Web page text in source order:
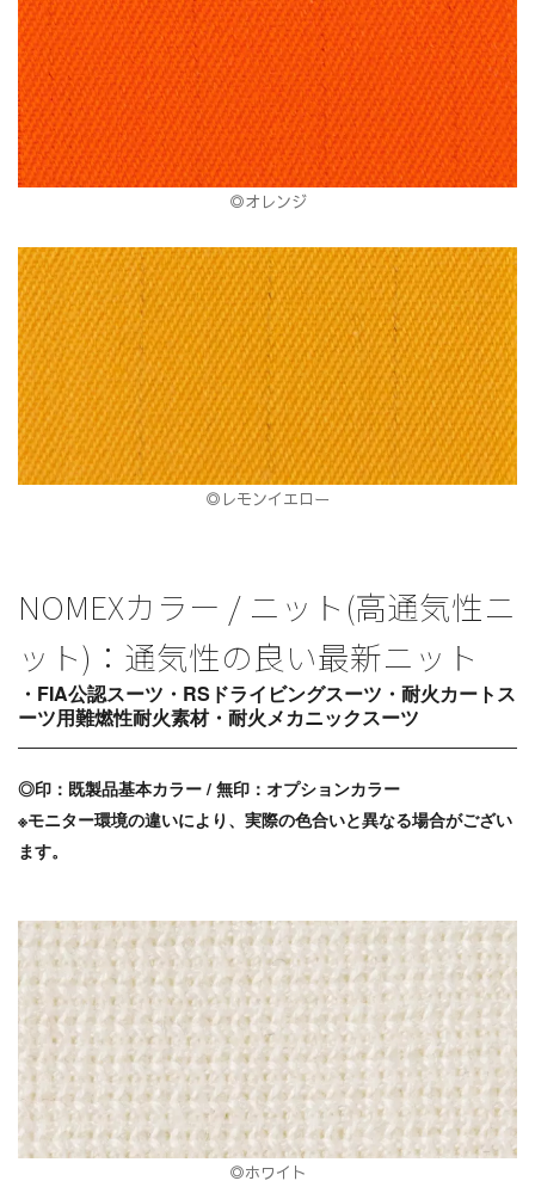
◎オレンジ
◎レモンイエロー
NOMEXカラー / ニット(高通気性ニ
ット)：通気性の良い最新ニット
・FIA公認スーツ・RSドライビングスーツ・耐火カートス
ーツ用難燃性耐火素材・耐火メカニックスーツ
◎印：既製品基本カラー / 無印：オプションカラー
※モニター環境の違いにより、実際の色合いと異なる場合がござい
ます。
◎ホワイト